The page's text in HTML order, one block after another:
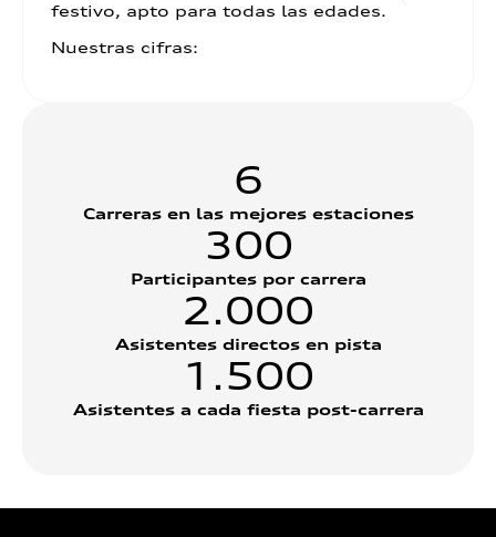
festivo, apto para todas las edades.
Nuestras cifras:
Carreras en las mejores estaciones
6
Participantes por carrera
300
Asistentes directos en pista
2.000
Asistentes a cada fiesta post-carrera
1.500